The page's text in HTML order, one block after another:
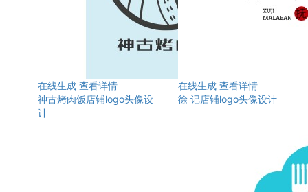
在线生成 查看详情
神古烤肉饭店铺logo头像设
计
在线生成 查看详情
徐 记店铺logo头像设计